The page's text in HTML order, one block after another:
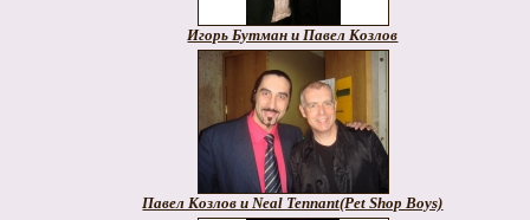
Игорь Бутман и Павел Козлов
Павел Козлов и Neal Tennant(Pet Shop Boys)